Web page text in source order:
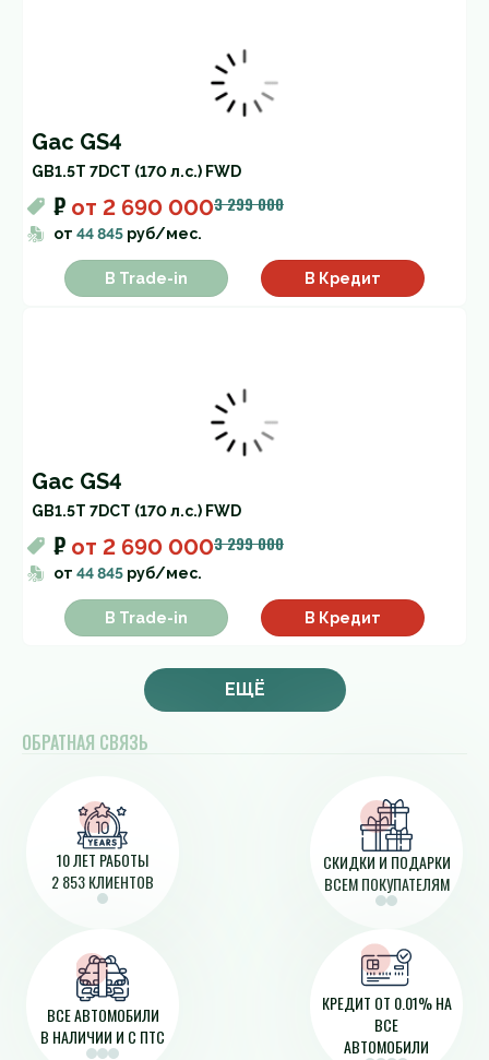
Gac GS4
GB1.5T 7DCT (170 л.с.) FWD
₽ от 2 690 0003 299 000
от 44 845 руб/мес.
В Trade-in В Кредит
Gac GS4
GB1.5T 7DCT (170 л.с.) FWD
₽ от 2 690 0003 299 000
от 44 845 руб/мес.
В Trade-in В Кредит
ЕЩЁ
ОБРАТНАЯ СВЯЗЬ
10 ЛЕТ РАБОТЫ
2 853 КЛИЕНТОВ
СКИДКИ И ПОДАРКИ
ВСЕМ ПОКУПАТЕЛЯМ
ВСЕ АВТОМОБИЛИ
В НАЛИЧИИ И С ПТС
КРЕДИТ ОТ 0.01% НА
ВСЕ
АВТОМОБИЛИ